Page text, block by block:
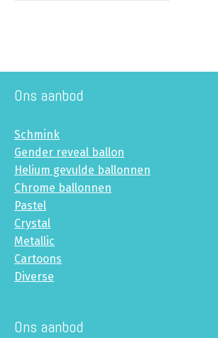
Ons aanbod
Schmink
Gender reveal ballon
Helium gevulde ballonnen
Chrome ballonnen
Pastel
Crystal
Metallic
Cartoons
Diverse
Ons aanbod